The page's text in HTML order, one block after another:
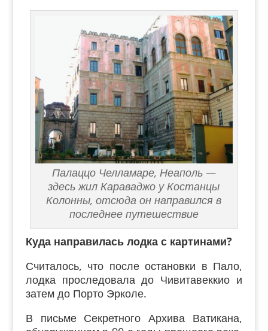
Палаццо Челламаре, Неаполь —
здесь жил Караваджо у Костанцы
Колонны, отсюда он направился в
последнее путешествие
Куда направилась лодка с картинами?
Считалось, что после остановки в Пало,
лодка проследовала до Чивитавеккио и
затем до Порто Эрколе.
В письме Секретного Архива Ватикана,